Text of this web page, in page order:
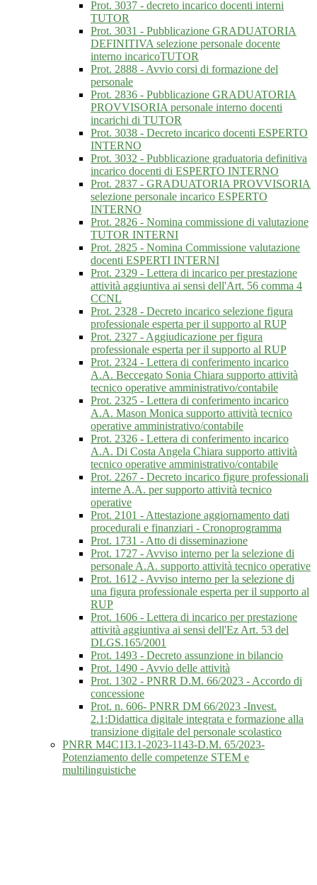
Prot. 3037 - decreto incarico docenti interni
TUTOR
Prot. 3031 - Pubblicazione GRADUATORIA
DEFINITIVA selezione personale docente
interno incaricoTUTOR
Prot. 2888 - Avvio corsi di formazione del
personale
Prot. 2836 - Pubblicazione GRADUATORIA
PROVVISORIA personale interno docenti
incarichi di TUTOR
Prot. 3038 - Decreto incarico docenti ESPERTO
INTERNO
Prot. 3032 - Pubblicazione graduatoria definitiva
incarico docenti di ESPERTO INTERNO
Prot. 2837 - GRADUATORIA PROVVISORIA
selezione personale incarico ESPERTO
INTERNO
Prot. 2826 - Nomina commissione di valutazione
TUTOR INTERNI
Prot. 2825 - Nomina Commissione valutazione
docenti ESPERTI INTERNI
Prot. 2329 - Lettera di incarico per prestazione
attività aggiuntiva ai sensi dell'Art. 56 comma 4
CCNL
Prot. 2328 - Decreto incarico selezione figura
professionale esperta per il supporto al RUP
Prot. 2327 - Aggiudicazione per figura
professionale esperta per il supporto al RUP
Prot. 2324 - Lettera di conferimento incarico
A.A. Beccegato Sonia Chiara supporto attività
tecnico operative amministrativo/contabile
Prot. 2325 - Lettera di conferimento incarico
A.A. Mason Monica supporto attività tecnico
operative amministrativo/contabile
Prot. 2326 - Lettera di conferimento incarico
A.A. Di Costa Angela Chiara supporto attività
tecnico operative amministrativo/contabile
Prot. 2267 - Decreto incarico figure professionali
interne A.A. per supporto attività tecnico
operative
Prot. 2101 - Attestazione aggiornamento dati
procedurali e finanziari - Cronoprogramma
Prot. 1731 - Atto di disseminazione
Prot. 1727 - Avviso interno per la selezione di
personale A.A. supporto attività tecnico operative
Prot. 1612 - Avviso interno per la selezione di
una figura professionale esperta per il supporto al
RUP
Prot. 1606 - Lettera di incarico per prestazione
attività aggiuntiva ai sensi dell'Ez Art. 53 del
DLGS.165/2001
Prot. 1493 - Decreto assunzione in bilancio
Prot. 1490 - Avvio delle attività
Prot. 1302 - PNRR D.M. 66/2023 - Accordo di
concessione
Prot. n. 606- PNRR DM 66/2023 -Invest.
2.1:Didattica digitale integrata e formazione alla
transizione digitale del personale scolastico
PNRR M4C1I3.1-2023-1143-D.M. 65/2023-
Potenziamento delle competenze STEM e
multilinguistiche